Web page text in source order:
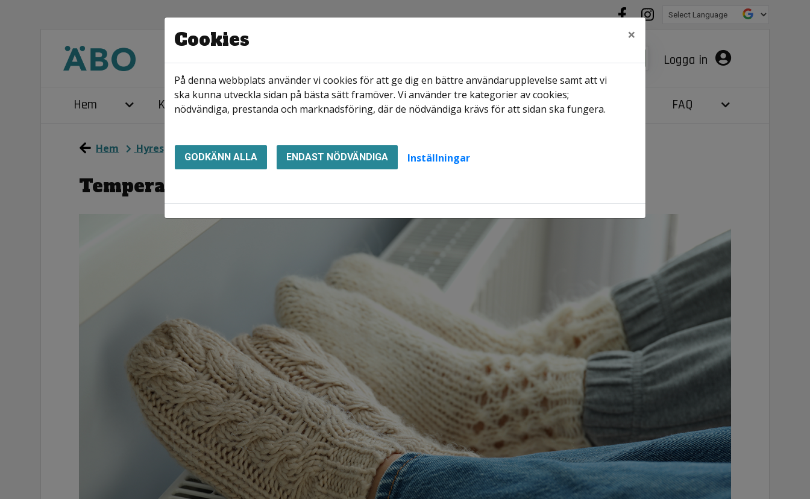
Logga in
Hem Kontakta oss Hyresgäst Mina sidor Ledigt just nu FAQ
Hem Hyresgäst Boendeinformation Temperaturen i din lägenhet
Temperaturen i din lägenhet
Cookies ×
På denna webbplats använder vi cookies för att ge dig en bättre användarupplevelse samt att vi
ska kunna utveckla sidan på bästa sätt framöver. Vi använder tre kategorier av cookies;
nödvändiga, prestanda och marknadsföring, där de nödvändiga krävs för att sidan ska fungera.
GODKÄNN ALLA ENDAST NÖDVÄNDIGA Inställningar